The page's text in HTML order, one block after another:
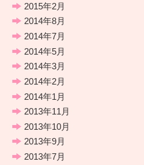
2015年2月
2014年8月
2014年7月
2014年5月
2014年3月
2014年2月
2014年1月
2013年11月
2013年10月
2013年9月
2013年7月